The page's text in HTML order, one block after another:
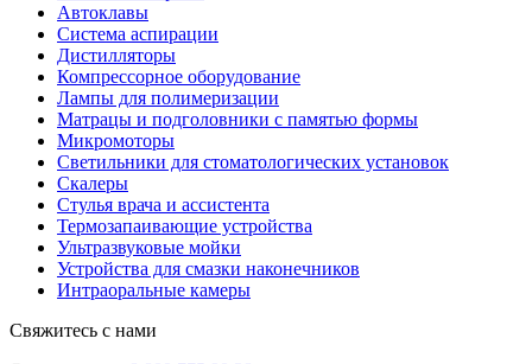
Автоклавы
Система аспирации
Дистилляторы
Компрессорное оборудование
Лампы для полимеризации
Матрацы и подголовники с памятью формы
Микромоторы
Светильники для стоматологических установок
Скалеры
Стулья врача и ассистента
Термозапаивающие устройства
Ультразвуковые мойки
Устройства для смазки наконечников
Интраоральные камеры
Свяжитесь с нами